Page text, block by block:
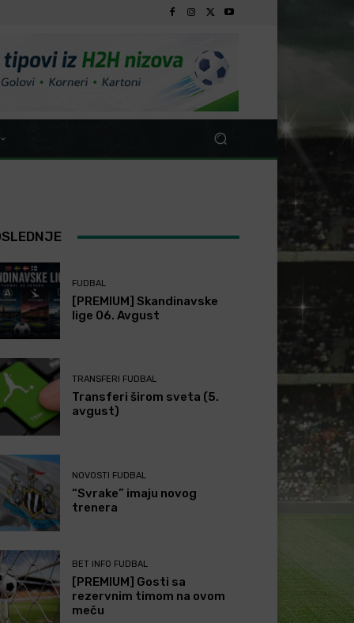
FUDBAL
[PREMIUM] Skandinavske
lige 06. Avgust
TRANSFERI FUDBAL
Transferi širom sveta (5.
avgust)
NOVOSTI FUDBAL
“Svrake” imaju novog
trenera
BET INFO FUDBAL
[PREMIUM] Gosti sa
rezervnim timom na ovom
meču